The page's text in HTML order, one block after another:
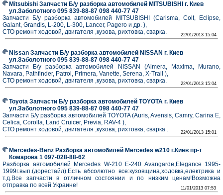
Mitsubishi Запчасти Б/у разборка автомобилей MITSUBISHI г. Киев
ул.Заболотного 095 839-88-87 098 440-77 47
Запчасти Б/у разборка автомобилей MITSUBISHI (Carisma, Colt, Eclipse,
Galant, Grandis, L-200, L-300, Lancer, Pagero и др. ),
СТО ремонт ходовой, двигателя ,кузова, рихтовка, сварка.
22/01/2013 15:04
Nissan Запчасти Б/у разборка автомобилей NISSAN г. Киев
ул.Заболотного 095 839-88-87 098 440-77 47
Запчасти Б/у разборка автомобилей NISSAN (Almera, Maxima, Murano,
Navara, Pathfinder, Patrol, Primera, Vanette, Serena, X-Trail ),
СТО ремонт ходовой, двигателя ,кузова, рихтовка, сварка.
22/01/2013 15:04
Toyota Запчасти Б/у разборка автомобилей TOYOTA г. Киев
ул.Заболотного 095 839-88-87 098 440-77 47
Запчасти Б/у разборка автомобилей TOYOTA (Auris, Avensis, Camry, Carina E,
Celica, Corolla, Land Cruicer, Previa, RAV-4 ),
СТО ремонт ходовой, двигателя ,кузова, рихтовка, сварка .
22/01/2013 15:01
Mercedes-Benz Разборка автомобилей Mercedes w210 г.Киев пр-т
Комарова 1 097-028-88-62
Разборка автомобилей Mercedes W-210 E-240 Avangarde,Elegance 1995-
1999г.вып.(дорестайл).Есть абсолютно все:кузовщина,ходовка,електрика и
т.д.Все запчасти в отличном состоянии и по низким ценам!Возможна
отправка по всей Украине!
11/01/2013 07:53